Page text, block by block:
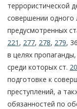
террористической
совершении одного
предусмотренных
221 , 277, 278, 279,
в целях
среди которых ст.
подготовке к
преступлений, а
обязанностей по